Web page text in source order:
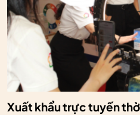
Xuất khẩu trực tuyến